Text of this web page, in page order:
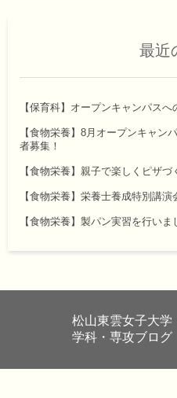
最近
【保育科】オープンキャンパス
【食物栄養】8月オープンキャン
者募集！
【食物栄養】親子で楽しくピザ
【食物栄養】栄養士養成特別講演
【食物栄養】製パン実習を行いま
松山東雲女子大学
学科・専攻ブログ